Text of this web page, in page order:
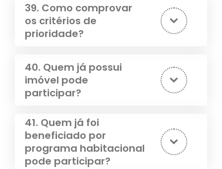
39. Como comprovar
os critérios de
prioridade?
40. Quem já possui
imóvel pode
participar?
41. Quem já foi
beneficiado por
programa habitacional
pode participar?